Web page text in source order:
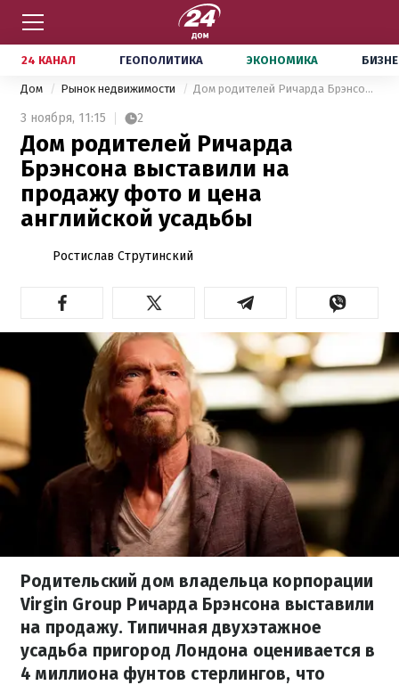
24 КАНАЛ ГЕОПОЛИТИКА ЭКОНОМИКА
Дом Рынок недвижимости Дом родителей Ричарда Брэнсона выставили на продажу фото и цена английской усадьбы
3 ноября, 11:15 2
Дом родителей Ричарда
Брэнсона выставили на
продажу фото и цена
английской усадьбы
Ростислав Струтинский
Родительский дом владельца корпорации
Virgin Group Ричарда Брэнсона выставили
на продажу. Типичная двухэтажное
усадьба пригород Лондона оценивается в
4 миллиона фунтов стерлингов, что